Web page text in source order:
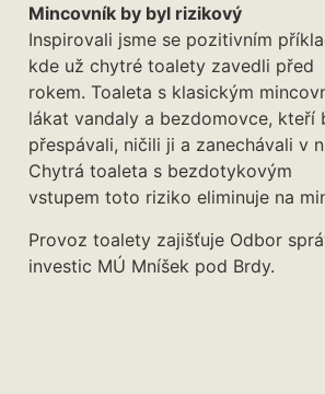
Mincovník by byl rizikový
Inspirovali jsme se pozitivním
kde už chytré toalety zavedli před
rokem. Toaleta s klasickým
lákat vandaly a bezdomovce, kteří
přespávali, ničili ji a zanechávali v
Chytrá toaleta s bezdotykovým
vstupem toto riziko eliminuje na
Provoz toalety zajišťuje Odbor
investic MÚ Mníšek pod Brdy.